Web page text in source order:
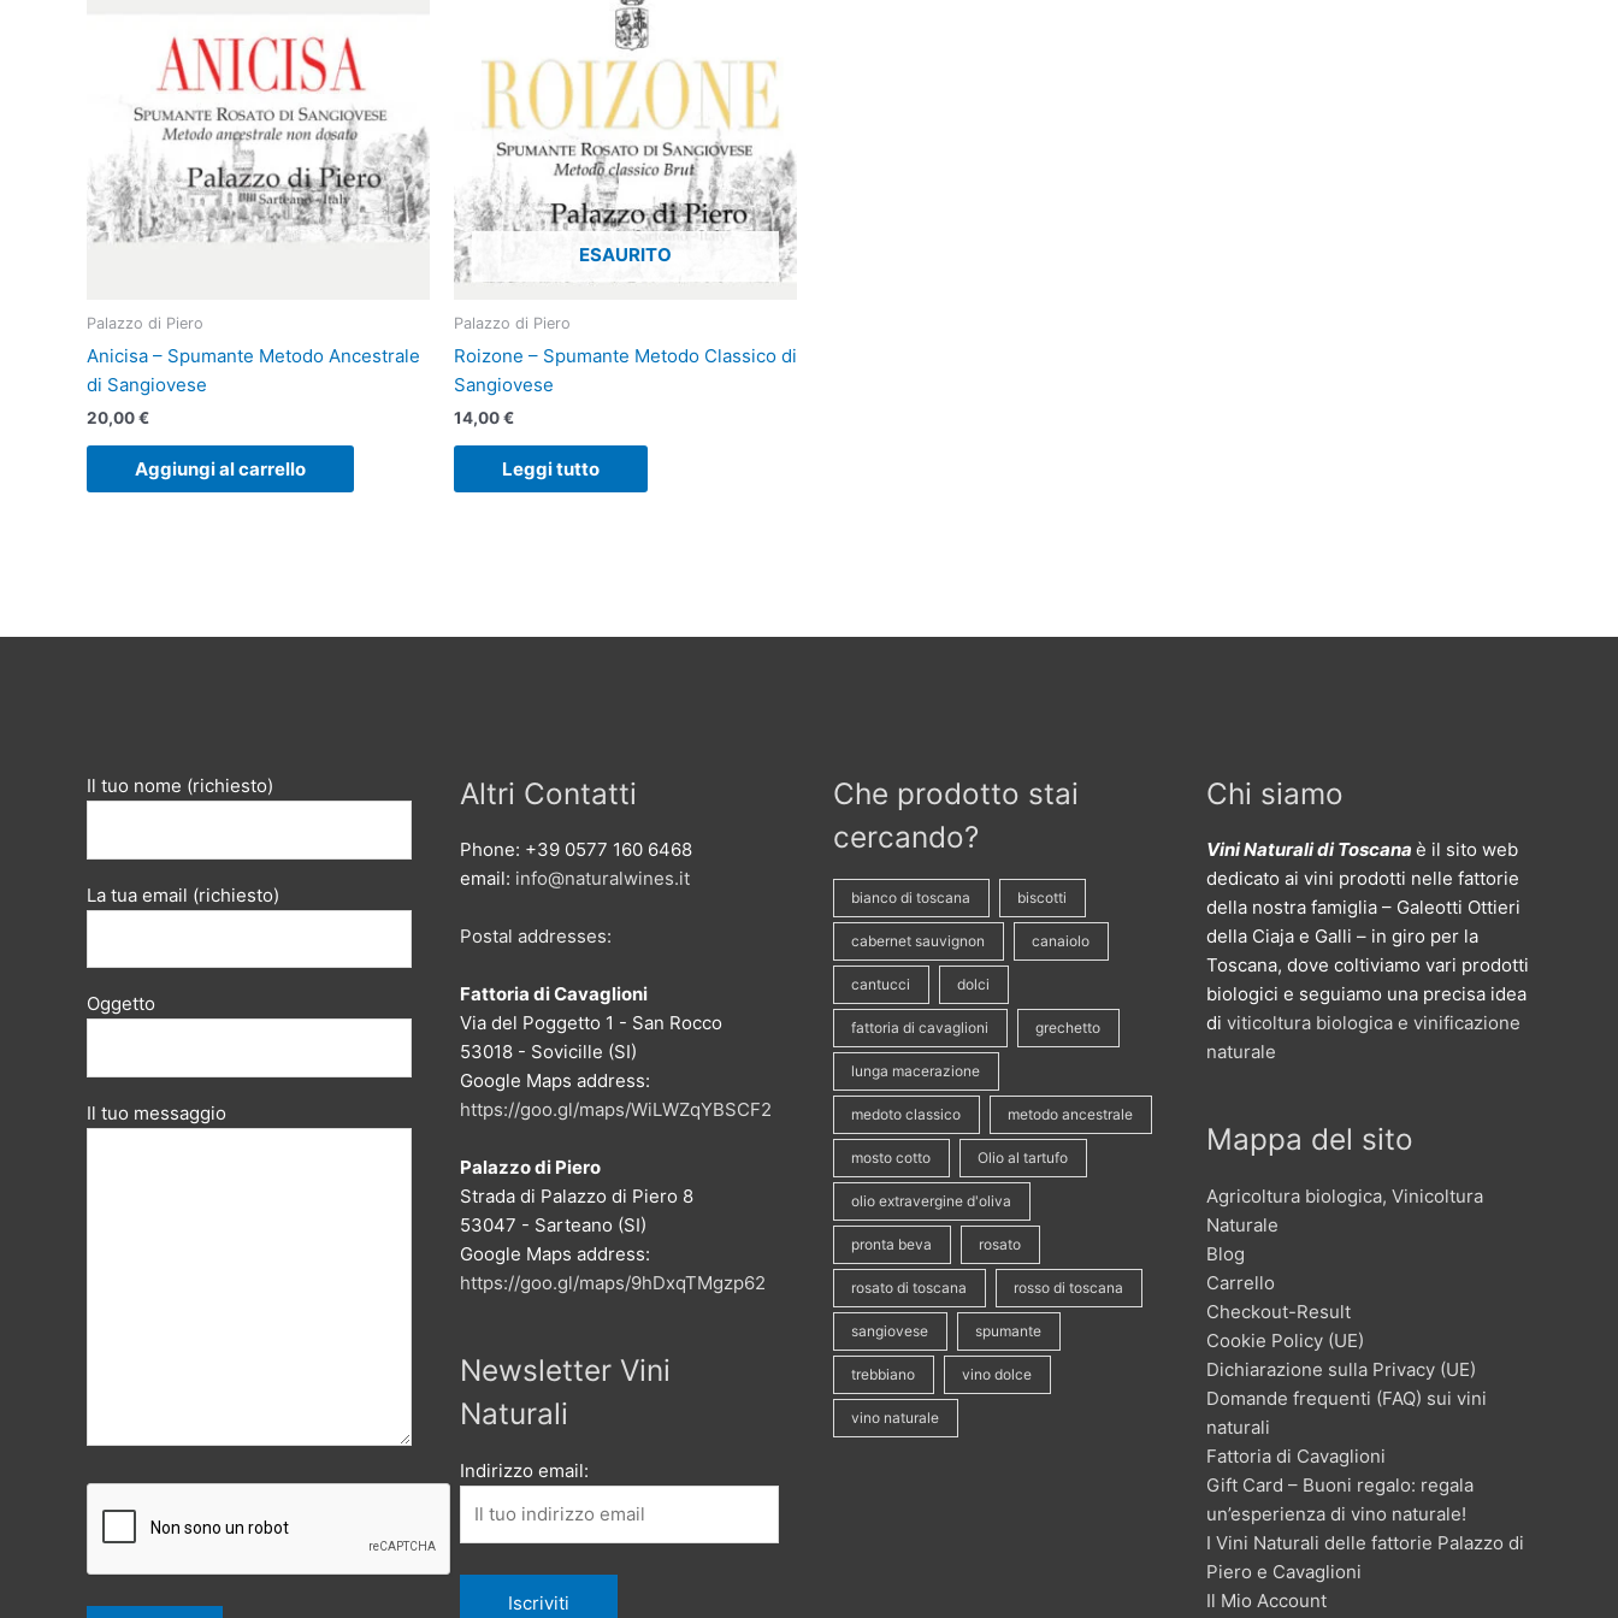
Palazzo di Piero
Anicisa – Spumante Metodo Ancestrale
di Sangiovese
20,00€
Aggiungi al carrello
ESAURITO
Palazzo di Piero
Roizone – Spumante Metodo Classico di
Sangiovese
14,00€
Leggi tutto
Il tuo nome (richiesto)
La tua email (richiesto)
Oggetto
Il tuo messaggio
Altri Contatti
Phone: +39 0577 160 6468
email: info@naturalwines.it
Postal addresses:
Fattoria di Cavaglioni
Via del Poggetto 1 - San Rocco
53018 - Sovicille (SI)
Google Maps address:
https://goo.gl/maps/WiLWZqYBSCF2
Palazzo di Piero
Strada di Palazzo di Piero 8
53047 - Sarteano (SI)
Google Maps address:
https://goo.gl/maps/9hDxqTMgzp62
Newsletter Vini
Naturali
Indirizzo email:
Che prodotto stai
cercando?
bianco di toscana biscotti
cabernet sauvignon canaiolo
cantucci dolci
fattoria di cavaglioni grechetto
lunga macerazione
medoto classico metodo ancestrale
mosto cotto Olio al tartufo
olio extravergine d'oliva
pronta beva rosato
rosato di toscana rosso di toscana
sangiovese spumante
trebbiano vino dolce
vino naturale
Chi siamo
Vini Naturali di Toscana è il sito web
dedicato ai vini prodotti nelle fattorie
della nostra famiglia – Galeotti Ottieri
della Ciaja e Galli – in giro per la
Toscana, dove coltiviamo vari prodotti
biologici e seguiamo una precisa idea
di viticoltura biologica e vinificazione
naturale
Mappa del sito
Agricoltura biologica, Vinicoltura
Naturale
Blog
Carrello
Checkout-Result
Cookie Policy (UE)
Dichiarazione sulla Privacy (UE)
Domande frequenti (FAQ) sui vini
naturali
Fattoria di Cavaglioni
Gift Card – Buoni regalo: regala
un’esperienza di vino naturale!
I Vini Naturali delle fattorie Palazzo di
Piero e Cavaglioni
Il Mio Account